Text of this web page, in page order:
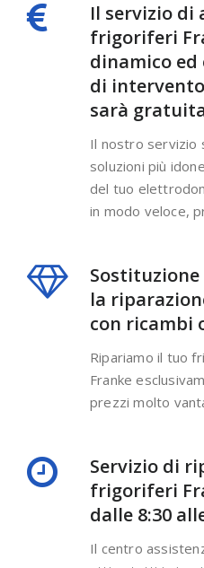
Il servizio di
frigoriferi
dinamico ed
di
sarà
Il nostro servizio
soluzioni più
del tuo
in modo veloce,
la
con ricambi
Ripariamo il tuo
Franke
prezzi molto
Servizio di
frigoriferi
dalle 8:30
Il centro